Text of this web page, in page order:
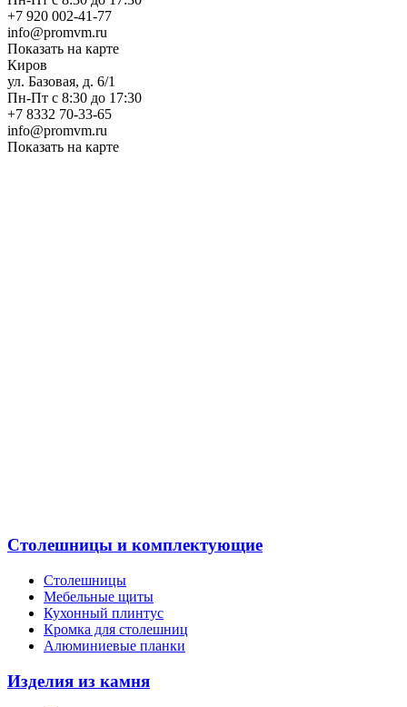
+7 920 002-41-77
info@promvm.ru
Показать на карте
Киров
ул. Базовая, д. 6/1
Пн-Пт с 8:30 до 17:30
+7 8332 70-33-65
info@promvm.ru
Показать на карте
Столешницы и комплектующие
Столешницы
Мебельные щиты
Кухонный плинтус
Кромка для столешниц
Алюминиевые планки
Изделия из камня